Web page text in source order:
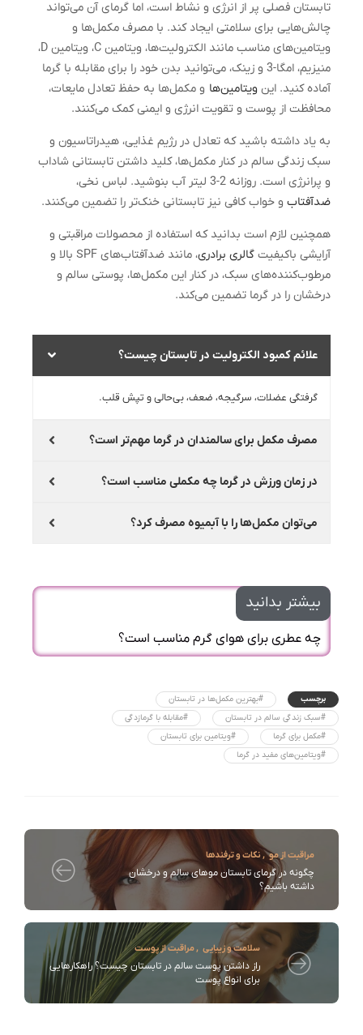
تابستان فصلی پر از انرژی و نشاط است، اما گرمای آن می‌تواند
چالش‌هایی برای سلامتی ایجاد کند. با مصرف مکمل‌ها و
ویتامین‌های مناسب مانند الکترولیت‌ها، ویتامین C، ویتامین D،
منیزیم، امگا-3 و زینک، می‌توانید بدن خود را برای مقابله با گرما
آماده کنید. این ویتامین‌ها و مکمل‌ها به حفظ تعادل مایعات،
محافظت از پوست و تقویت انرژی و ایمنی کمک می‌کنند.
به یاد داشته باشید که تعادل در رژیم غذایی، هیدراتاسیون و
سبک زندگی سالم در کنار مکمل‌ها، کلید داشتن تابستانی شاداب
و پرانرژی است. روزانه 2-3 لیتر آب بنوشید. لباس نخی،
ضدآفتاب و خواب کافی نیز تابستانی خنک‌تر را تضمین می‌کنند.
همچنین لازم است بدانید که استفاده از محصولات مراقبتی و
آرایشی باکیفیت گالری برادری
، مانند ضدآفتاب‌های SPF بالا و
مرطوب‌کننده‌های سبک، در کنار این مکمل‌ها، پوستی سالم و
درخشان را در گرما تضمین می‌کند.
علائم کمبود الکترولیت در تابستان چیست؟
گرفتگی عضلات، سرگیجه، ضعف، بی‌حالی و تپش قلب.
مصرف مکمل برای سالمندان در گرما مهم‌تر است؟
در زمان ورزش در گرما چه مکملی مناسب است؟
می‌توان مکمل‌ها را با آبمیوه مصرف کرد؟
بیشتر بدانید
چه عطری برای هوای گرم مناسب است؟
برچسب
#بهترین مکمل‌ها در تابستان
#سبک زندگی سالم در تابستان
#مقابله با گرمازدگی
#مکمل برای گرما
#ویتامین برای تابستان
#ویتامین‌های مفید در گرما
مراقبت از مو , نکات و ترفندها
چگونه در گرمای تابستان موهای سالم و درخشان
داشته باشیم؟
سلامت و زیبایی ,مراقبت از پوست
راز داشتن پوست سالم در تابستان چیست؟ راهکارهایی
برای انواع پوست